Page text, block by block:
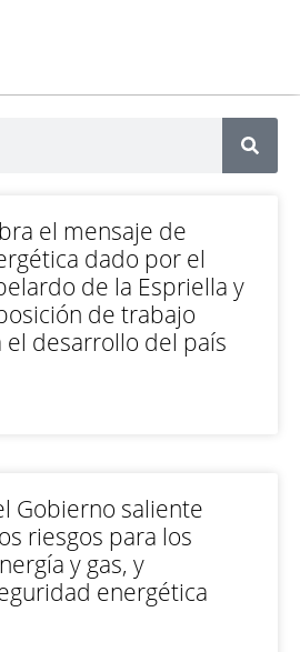
el mensaje de
dado por el
de la Espriella y
de trabajo
desarrollo del país
Gobierno saliente
riesgos para los
y gas, y
energética